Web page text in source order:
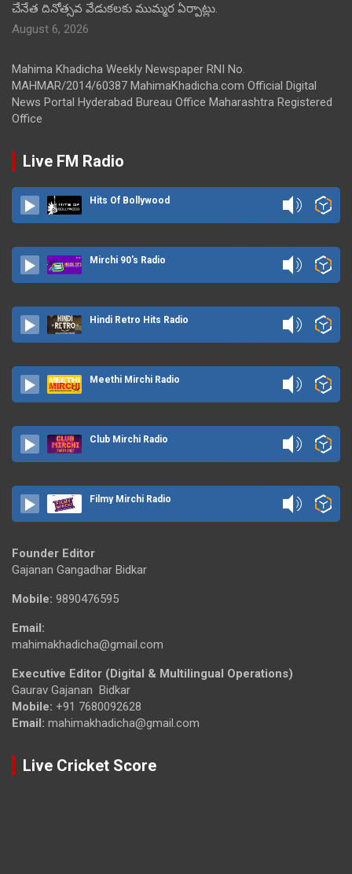
చేనేత దినోత్సవ వేడుకలకు ముమ్మర ఏర్పాట్లు.
August 6, 2026
Mahima Khadicha Weekly Newspaper RNI No.
MAHMAR/2014/60387 MahimaKhadicha.com Official Digital
News Portal Hyderabad Bureau Office Maharashtra Registered
Office
Live FM Radio
Hits Of Bollywood
Mirchi 90's Radio
Hindi Retro Hits Radio
Meethi Mirchi Radio
Club Mirchi Radio
Filmy Mirchi Radio
Founder Editor
Gajanan Gangadhar Bidkar
Mobile: 9890476595
Email:
mahimakhadicha@gmail.com
Executive Editor (Digital & Multilingual Operations)
Gaurav Gajanan Bidkar
Mobile: +91 7680092628
Email: mahimakhadicha@gmail.com
Live Cricket Score